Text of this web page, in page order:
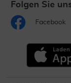
Folgen Sie
Facebook